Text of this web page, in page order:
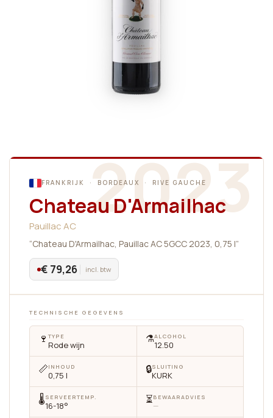
2023
FRANKRIJK · BORDEAUX · RIVE GAUCHE
Chateau D'Armailhac
Pauillac AC
“Chateau D'Armailhac, Pauillac AC 5GCC 2023, 0,75 l”
€ 79,26 incl. btw
TECHNISCHE GEGEVENS
🍷 TYPE
Rode wijn ⚗️ALCOHOL
12.50
📏INHOUD
0,75 l 🔒SLUITING
KURK
🌡SERVEERTEMP.
16-18° ⏳BEWAARADVIES
—